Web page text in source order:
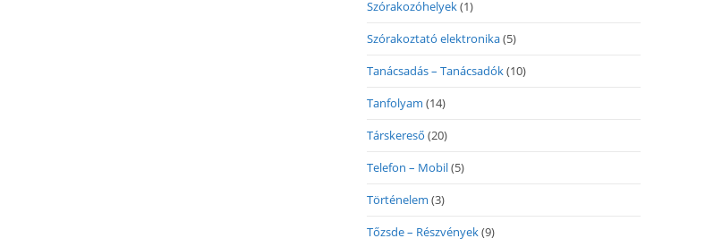
Szórakozóhelyek(1)
Szórakoztató elektronika(5)
Tanácsadás – Tanácsadók(10)
Tanfolyam (14)
Társkereső (20)
Telefon – Mobil(5)
Történelem (3)
Tőzsde – Részvények(9)